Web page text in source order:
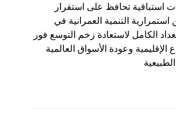
استباقية تحافظ على استقرار
التنمية العمرانية في
الكامل لاستعادة زخم التوسع فور
الإقليمية وعودة الأسواق العالمية